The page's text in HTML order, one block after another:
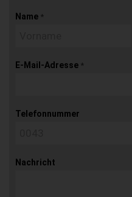
Name *
E-Mail-Adresse *
Telefonnummer
Nachricht